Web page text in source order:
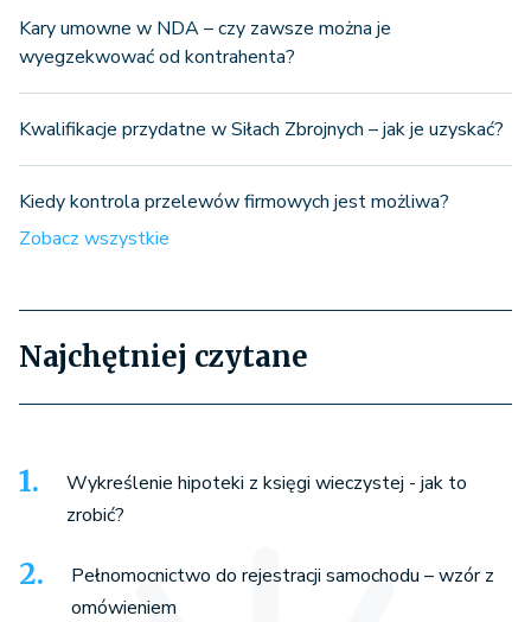
Kary umowne w NDA – czy zawsze można je
wyegzekwować od kontrahenta?
Kwalifikacje przydatne w Siłach Zbrojnych – jak je uzyskać?
Kiedy kontrola przelewów firmowych jest możliwa?
Zobacz wszystkie
Najchętniej czytane
Wykreślenie hipoteki z księgi wieczystej - jak to
zrobić?
Pełnomocnictwo do rejestracji samochodu – wzór z
omówieniem